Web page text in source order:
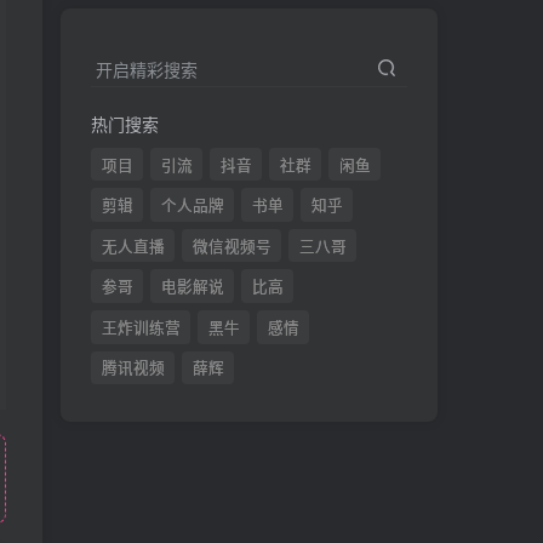
开启精彩搜索
热门搜索
项目 引流 抖音 社群
闲鱼
剪辑
个人品牌 书单
知乎
无人直播
微信视频号
三八哥
参哥
电影解说
比高
王炸训练营
黑牛
感情
腾讯视频
薛辉